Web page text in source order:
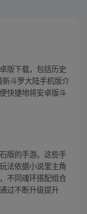
版下载，包括历史
斗罗大陆手机版介
快捷地将安卓版斗
版的手游。这些手
法依据小说里主角
不同魂环搭配组合
过不断升级提升